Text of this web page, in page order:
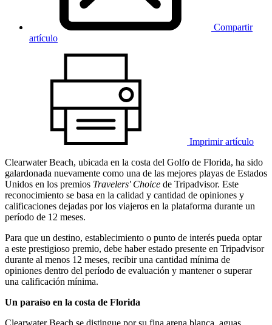
Compartir
artículo
Imprimir artículo
Clearwater Beach, ubicada en la costa del Golfo de Florida, ha sido
galardonada nuevamente como una de las mejores playas de Estados
Unidos en los premios Travelers' Choice de Tripadvisor. Este
reconocimiento se basa en la calidad y cantidad de opiniones y
calificaciones dejadas por los viajeros en la plataforma durante un
período de 12 meses.
Para que un destino, establecimiento o punto de interés pueda optar
a este prestigioso premio, debe haber estado presente en Tripadvisor
durante al menos 12 meses, recibir una cantidad mínima de
opiniones dentro del período de evaluación y mantener o superar
una calificación mínima.
Un paraíso en la costa de Florida
Clearwater Beach se distingue por su fina arena blanca, aguas